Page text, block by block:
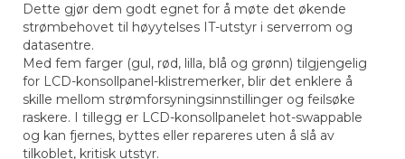
Dette gjør dem godt egnet for å møte det økende
strømbehovet til høyytelses IT-utstyr i serverrom og
datasentre.
Med fem farger (gul, rød, lilla, blå og grønn) tilgjengelig
for LCD-konsollpanel-klistremerker, blir det enklere å
skille mellom strømforsyningsinnstillinger og feilsøke
raskere. I tillegg er LCD-konsollpanelet hot-swappable
og kan fjernes, byttes eller repareres uten å slå av
tilkoblet, kritisk utstyr.